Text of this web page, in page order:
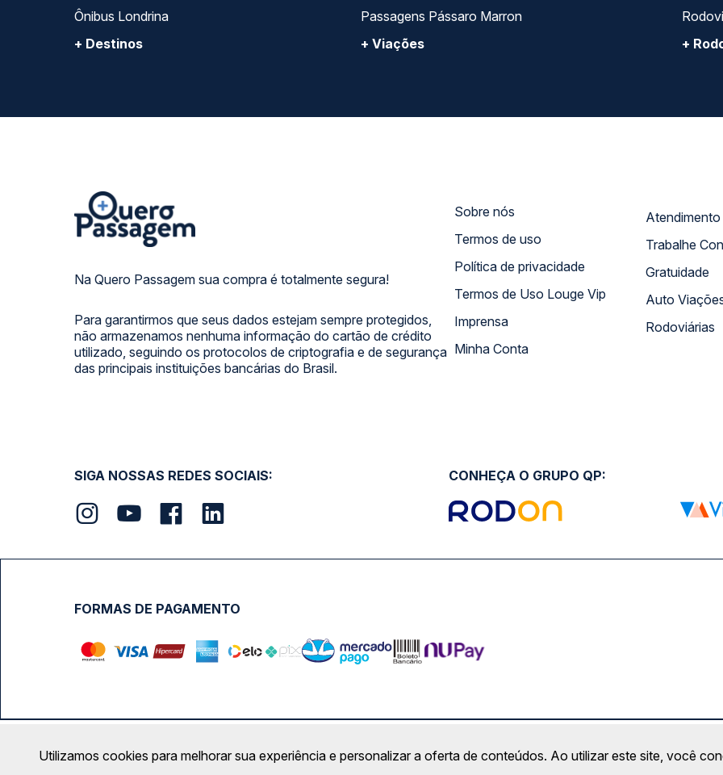
Ônibus Londrina
+ Destinos
Passagens Pássaro Marron
+ Viações
+
Na Quero Passagem sua compra é totalmente segura!
Para garantirmos que seus dados estejam sempre protegidos,
não armazenamos nenhuma informação do cartão de crédito
utilizado, seguindo os protocolos de criptografia e de segurança
das principais instituições bancárias do Brasil.
Sobre nós
Termos de uso
Política de privacidade
Termos de Uso Louge Vip
Imprensa
Minha Conta
Trabalhe
Gratuidade
Auto
Rodoviárias
SIGA NOSSAS REDES SOCIAIS: CONHEÇA O GRUPO QP:
FORMAS DE PAGAMENTO
Calçada das Margaridas, 163 - Sala 02 - Condomínio Centro Comercial Alphaville, Barueri - SP | CEP: 06453-038 |
Utilizamos cookies para melhorar sua experiência e personalizar a oferta de conteúdos. Ao utilizar este site, você